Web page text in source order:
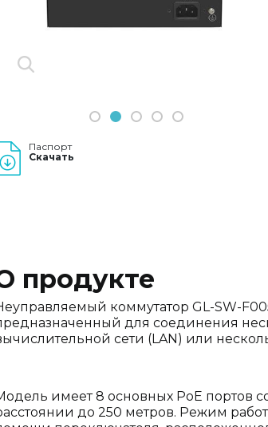
Previous Next
1 2 3 4 5
Паспорт
Скачать
продукте
коммутатор GL-SW-
для соединения
сети (LAN) или
имеет 8 основных PoE портов
до 250 метров. Режим